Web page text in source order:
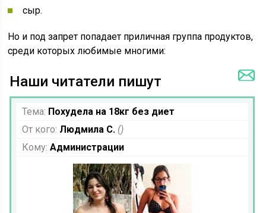
сыр.
Но и под запрет попадает приличная группа продуктов,
среди которых любимые многими:
Наши читатели пишут
Тема: Похудела на 18кг без диет
От кого: Людмила С. ()
Кому:Администрации